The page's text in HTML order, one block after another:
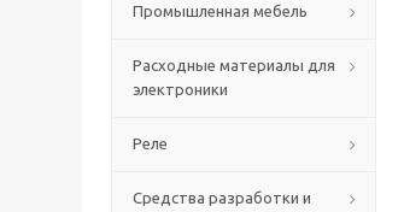
Промышленная мебель
Расходные материалы для
электроники
Реле
Средства разработки и